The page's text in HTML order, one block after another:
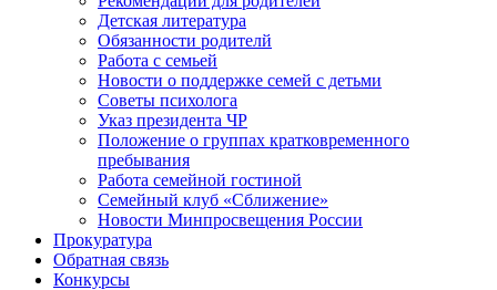
Детская литература
Обязанности родителй
Работа с семьей
Новости о поддержке семей с детьми
Советы психолога
Указ президента ЧР
Положение о группах кратковременного
пребывания
Работа семейной гостиной
Семейный клуб «Сближение»
Новости Минпросвещения России
Прокуратура
Обратная связь
Конкурсы